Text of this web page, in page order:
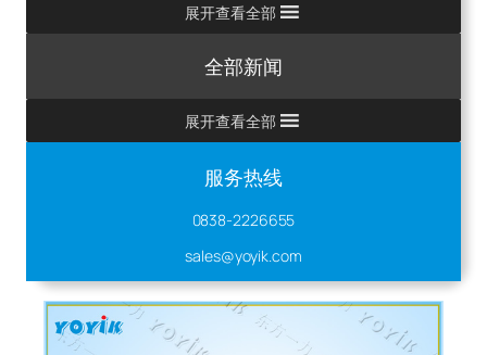
展开查看全部
全部新闻
展开查看全部
服务热线
0838-2226655
sales@yoyik.com